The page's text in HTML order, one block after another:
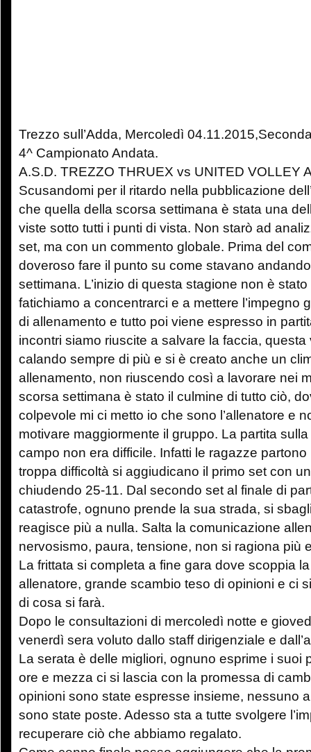
Trezzo sull’Adda, Mercoledì
4^ Campionato Andata.
A.S.D. TREZZO THRUEX vs UNITED VOLLEY
Scusandomi per il ritardo nella pubblicazione
che quella della scorsa settimana è stata una
viste sotto tutti i punti di vista. Non starò ad
set, ma con un commento globale. Prima del
doveroso fare il punto su come stavano
settimana. L’inizio di questa stagione non è
fatichiamo a concentrarci e a mettere l’impegno
di allenamento e tutto poi viene espresso in
incontri siamo riuscite a salvare la faccia,
calando sempre di più e si è creato anche un
allenamento, non riuscendo così a lavorare nei
scorsa settimana è stato il culmine di tutto ciò,
colpevole mi ci metto io che sono l’allenatore e
motivare maggiormente il gruppo. La partita
campo non era difficile. Infatti le ragazze
troppa difficoltà si aggiudicano il primo set con
chiudendo 25-11. Dal secondo set al finale di
catastrofe, ognuno prende la sua strada, si
reagisce più a nulla. Salta la comunicazione
nervosismo, paura, tensione, non si ragiona più
La frittata si completa a fine gara dove scoppia
allenatore, grande scambio teso di opinioni e ci
di cosa si farà.
Dopo le consultazioni di mercoledì notte e
venerdì sera voluto dallo staff dirigenziale e
La serata è delle migliori, ognuno esprime i suoi
ore e mezza ci si lascia con la promessa di
opinioni sono state espresse insieme, nessuno
sono state poste. Adesso sta a tutte svolgere
recuperare ciò che abbiamo regalato.